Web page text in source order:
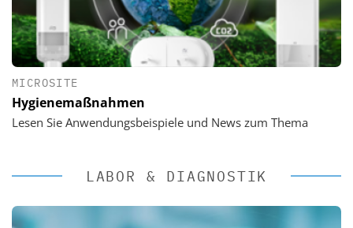
MICROSITE
Hygienemaßnahmen
Lesen Sie Anwendungsbeispiele und News zum Thema
LABOR & DIAGNOSTIK